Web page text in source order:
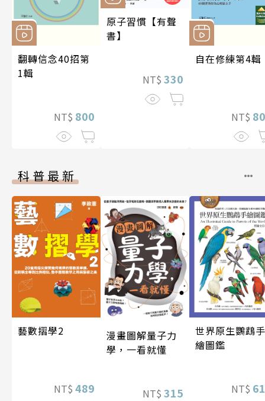
翻轉信念40招第
1輯
NT$ 800
原子習慣【有聲
書】
NT$ 330
自在修練第4輯
NT$
科普最新
藝數摺學2
NT$ 489
漫畫圖解量子力
學，一看就懂
NT$ 315
世界原生鸚鵡手
繪圖鑑
NT$